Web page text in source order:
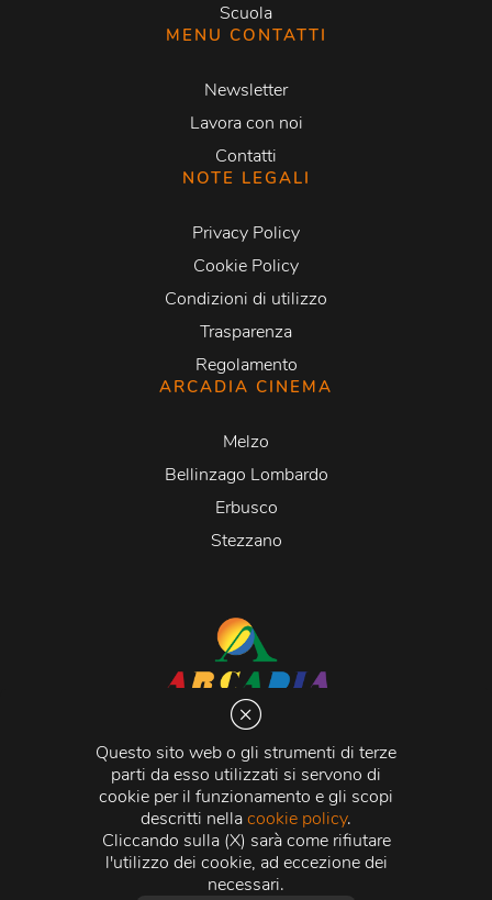
Questo sito web o gli strumenti di terze
parti da esso utilizzati si servono di
cookie per il funzionamento e gli scopi
descritti nellacookie policy.
Cliccando sulla (X) sarà come rifiutare
l'utilizzo dei cookie, ad eccezione dei
necessari.
Scuola
MENU CONTATTI
Newsletter
Lavora con noi
Contatti
NOTE LEGALI
Privacy Policy
Cookie Policy
Condizioni di utilizzo
Trasparenza
Regolamento
ARCADIA CINEMA
Melzo
Bellinzago Lombardo
Erbusco
Stezzano
Via Martiri della Libertà 20066 Melzo (MI)
C.C.I.A.A. - R.E.A di Milano n. 1427910
Registro delle Imprese di Milano n. 338392 -
Fiscale e Partita Iva11015840157 | Capitale Sociale
500.000,00 i.v.
Credits:Crea Informatica S.r.l. 2026 © Tutti i diritti
riservati.